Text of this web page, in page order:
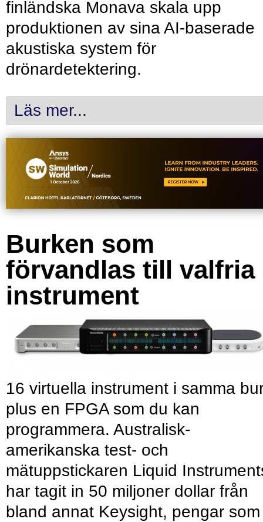
finländska Monava skala upp
produktionen av sina AI-baserade
akustiska system för
drönardetektering.
Läs mer...
Burken som
förvandlas till valfria
instrument
16 virtuella instrument i samma
plus en FPGA som du kan
programmera. Australisk-
amerikanska test- och
mätuppstickaren Liquid
har tagit in 50 miljoner dollar från
bland annat Keysight, pengar som